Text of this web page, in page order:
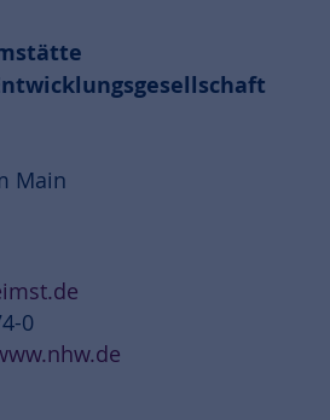
Main
0